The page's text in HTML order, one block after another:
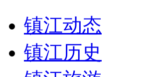
镇江动态
镇江历史